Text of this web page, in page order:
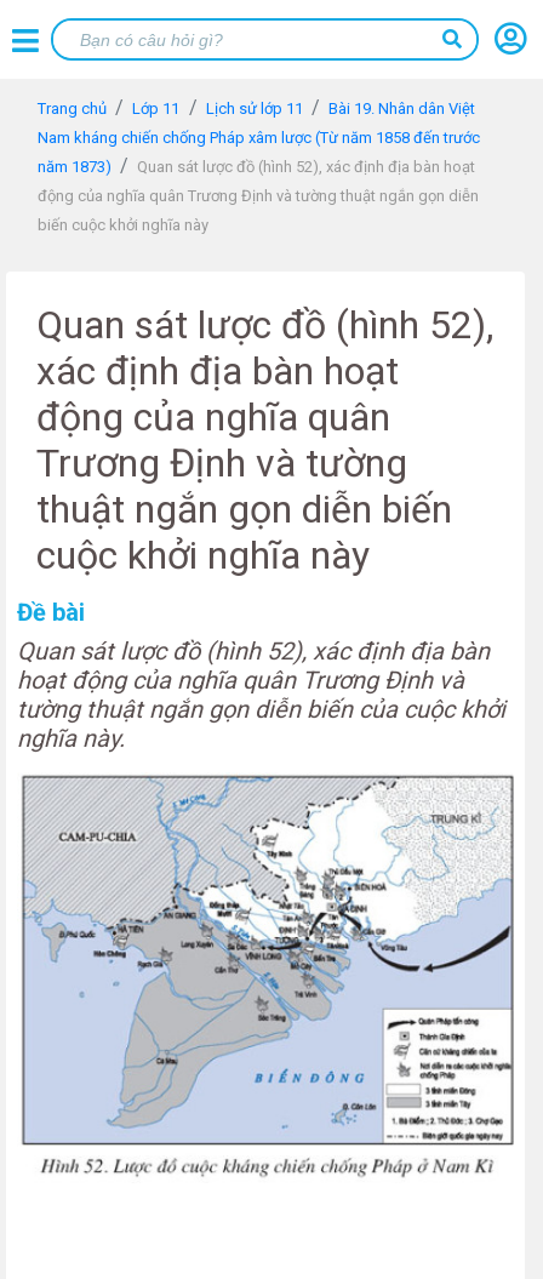
Trang chủ Lớp 11 Lịch sử lớp 11
Bài 19. Nhân dân Việt
Nam kháng chiến chống Pháp xâm lược (Từ năm 1858 đến trước
năm 1873)
Quan sát lược đồ (hình 52), xác định địa bàn hoạt
động của nghĩa quân Trương Định và tường thuật ngắn gọn diễn
biến cuộc khởi nghĩa này
Quan sát lược đồ (hình 52),
xác định địa bàn hoạt
động của nghĩa quân
Trương Định và tường
thuật ngắn gọn diễn biến
cuộc khởi nghĩa này
Đề bài
Quan sát lược đồ (hình 52), xác định địa bàn
hoạt động của nghĩa quân Trương Định và
tường thuật ngắn gọn diễn biến của cuộc khởi
nghĩa này.